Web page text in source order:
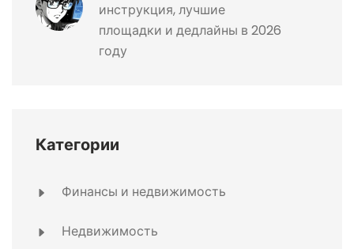
инструкция, лучшие
площадки и дедлайны в 2026
году
Категории
Финансы и недвижимость
Недвижимость